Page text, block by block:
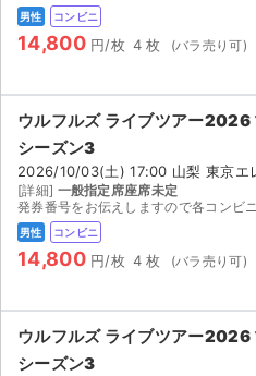
男性 コンビニ
14,800 円/枚 4 枚
ウルフルズ ライブツアー2026
シーズン3
2026/10/03(土) 17:00 山梨 東京エ
[詳細] 一般指定席座席未定
発券番号をお伝えしますので各コンビニにて紙チケットを発券してください。お座席は
男性 コンビニ
14,800 円/枚 4 枚
ウルフルズ ライブツアー2026
シーズン3